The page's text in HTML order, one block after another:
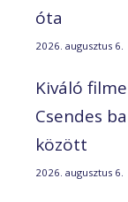
óta
2026. augusztus 6.
Kiváló
Csendes
között
2026. augusztus 6.